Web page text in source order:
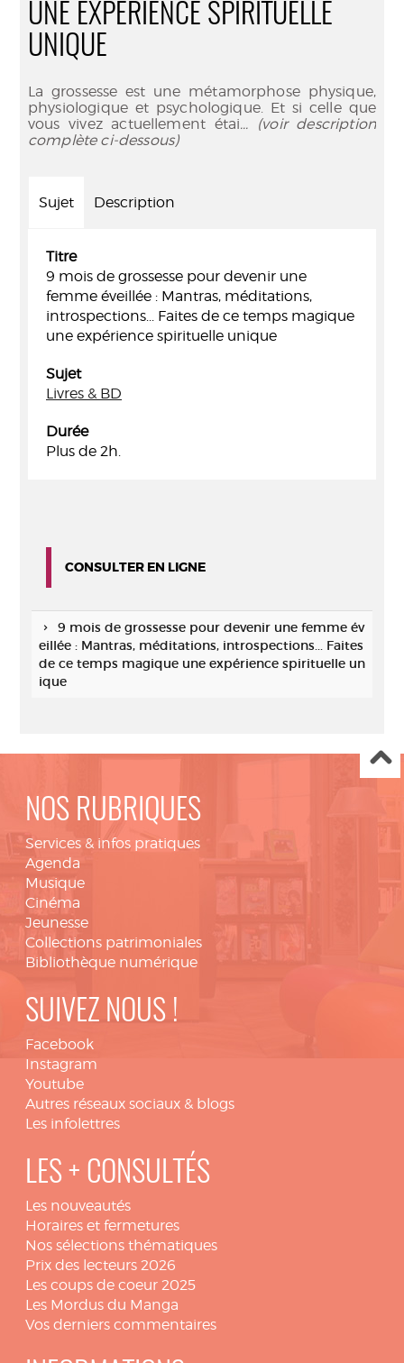
UNE EXPÉRIENCE SPIRITUELLE
UNIQUE
La grossesse est une métamorphose physique,
physiologique et psychologique. Et si celle que
vous vivez actuellement étai... (voir description
complète ci-dessous)
Sujet Description
Titre
9 mois de grossesse pour devenir une
femme éveillée : Mantras, méditations,
introspections... Faites de ce temps magique
une expérience spirituelle unique
Sujet
Livres & BD
Durée
Plus de 2h.
CONSULTER EN LIGNE
9 mois de grossesse pour devenir une femme év
eillée : Mantras, méditations, introspections... Faites
de ce temps magique une expérience spirituelle un
ique
NOS RUBRIQUES
Services & infos pratiques
Agenda
Musique
Cinéma
Jeunesse
Collections patrimoniales
Bibliothèque numérique
SUIVEZ NOUS !
Facebook
Instagram
Youtube
Autres réseaux sociaux & blogs
Les infolettres
LES + CONSULTÉS
Les nouveautés
Horaires et fermetures
Nos sélections thématiques
Prix des lecteurs 2026
Les coups de coeur 2025
Les Mordus du Manga
Vos derniers commentaires